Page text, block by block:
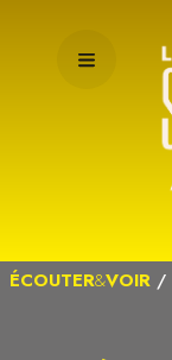
ÉCOUTER&VOIR /